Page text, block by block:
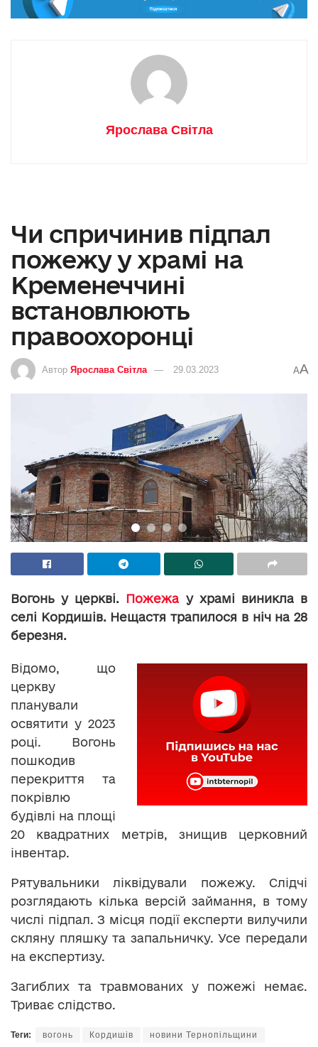
Ярослава Світла
Чи спричинив підпал
пожежу у храмі на
Кременеччині
встановлюють
правоохоронці
Автор Ярослава Світла 29.03.2023 AA
Вогонь у церкві. Пожежа у храмі виникла в
селі Кордишів. Нещастя трапилося в ніч на 28
березня.
Відомо, що
церкву
планували
освятити у 2023
році. Вогонь
пошкодив
перекриття та
покрівлю
будівлі на площі
20 квадратних метрів, знищив церковний
інвентар.
Рятувальники ліквідували пожежу. Слідчі
розглядають кілька версій займання, в тому
числі підпал. З місця події експерти вилучили
скляну пляшку та запальничку. Усе передали
на експертизу.
Загиблих та травмованих у пожежі немає.
Триває слідство.
Теги: вогонь Кордишів новини Тернопільщини